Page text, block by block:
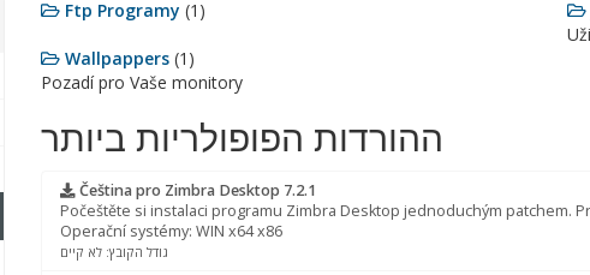
Ftp Programy (1)
Wallpappers (1)
Pozadí pro Vaše monitory
ההורדות הפופולריות ביותר
Čeština pro Zimbra Desktop 7.2.1
Počeštěte si instalaci programu Zimbra Desktop jednoduchým patchem.
Operační systémy: WIN x64 x86
גודל הקובץ: לא קיים